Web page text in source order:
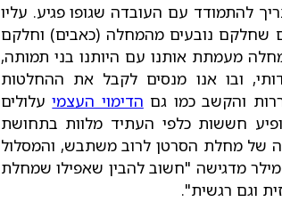
להתמודד עם העובדה שגופו פגיע. עליו
שחלקם נובעים מהמחלה (כאבים) וחלקם
מעמתת אותנו עם היותנו בני תמותה,
ובו אנו מנסים לקבל את ההחלטות
והקשב כמו גם הדימוי העצמיעלולים
חששות כלפי העתיד מלוות בתחושת
של מחלת הסרטן לרוב משתבש, והמסלול
מילר מדגישה "חשוב להבין שאפילו שמחלת
וגם רגשית".